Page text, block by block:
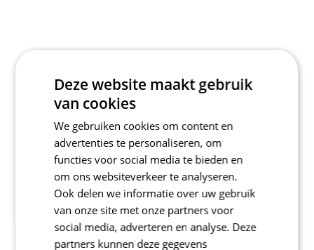
Deze website maakt gebruik
van cookies
We gebruiken cookies om content en
advertenties te personaliseren, om
functies voor social media te bieden en
om ons websiteverkeer te analyseren.
Ook delen we informatie over uw gebruik
van onze site met onze partners voor
social media, adverteren en analyse. Deze
partners kunnen deze gegevens